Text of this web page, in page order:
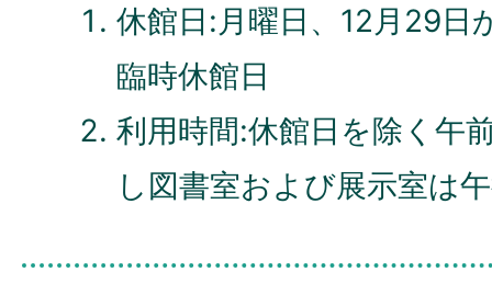
休館日:月曜日、12月29日
臨時休館日
利用時間:休館日を除く午
し図書室および展示室は